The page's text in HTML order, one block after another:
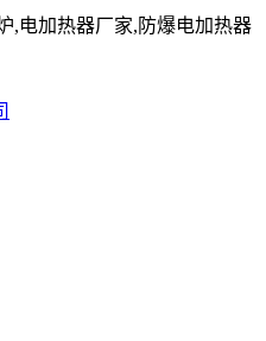
,电加热器厂家,防爆电加热器